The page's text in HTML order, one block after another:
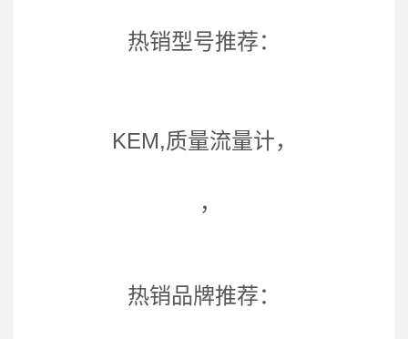
热销型号推荐：
KEM,质量流量计，
，
热销品牌推荐：